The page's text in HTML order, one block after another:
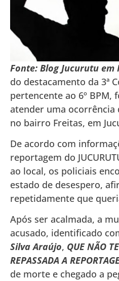
Fonte: Blog Jucurutu em
do destacamento da 3ª
pertencente ao 6º BPM,
atender uma ocorrência
no bairro Freitas, em
De acordo com
reportagem do
ao local, os policiais
estado de desespero,
repetidamente que
Após ser acalmada, a
acusado, identificado
Silva Araújo, QUE NÃO
REPASSADA A
de morte e chegado a